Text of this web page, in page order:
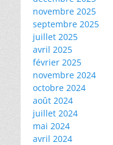
novembre 2025
septembre 2025
juillet 2025
avril 2025
février 2025
novembre 2024
octobre 2024
août 2024
juillet 2024
mai 2024
avril 2024